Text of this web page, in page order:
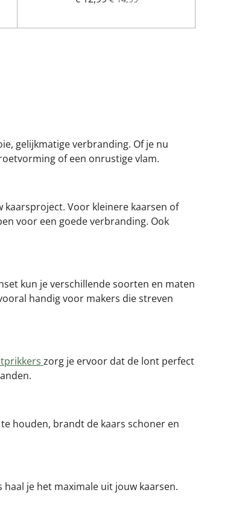
gelijkmatige verbranding. Of je nu
of een onrustige vlam.
Voor kleinere kaarsen of
voor een goede verbranding. Ook
kun je verschillende soorten en maten
handig voor makers die streven
zorg je ervoor dat de lont perfect
houden, brandt de kaars schoner en
je het maximale uit jouw kaarsen.